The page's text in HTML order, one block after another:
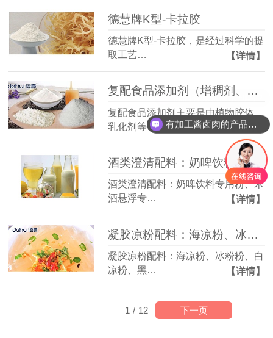
德慧牌K型-卡拉胶
德慧牌K型-卡拉胶，是经过科学的提
取工艺…
【详情】
复配食品添加剂（增稠剂、稳定剂、乳化剂）
复配食品添加剂主要是由植物胶体、
乳化剂等…
【详情】
酒类澄清配料：奶啤饮料专用粉、米酒悬浮专用粉、酒类澄清专用粉
酒类澄清配料：奶啤饮料专用粉、米
酒悬浮专…
【详情】
凝胶凉粉配料：海凉粉、冰粉粉、白凉粉、黑凉粉（仙草粉）
凝胶凉粉配料：海凉粉、冰粉粉、白
凉粉、黑…
【详情】
1 / 12 下一页
有加工酱卤肉的产品吗？
你们有无磷保水剂吗？